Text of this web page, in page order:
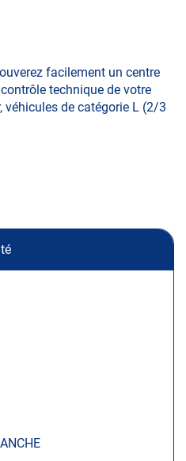
facilement un centre
technique de votre
véhicules de catégorie L (2/3